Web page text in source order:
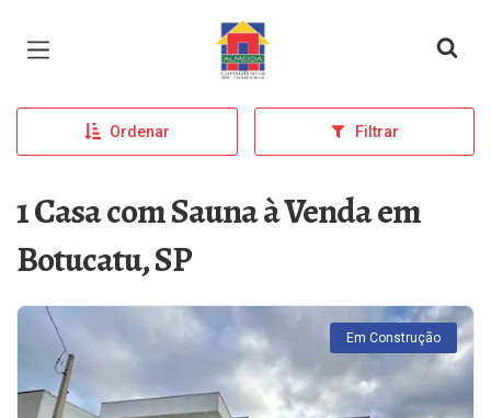
Página inicial
Ordenar Filtrar
1 Casa com Sauna à Venda em
Botucatu, SP
Em Construção